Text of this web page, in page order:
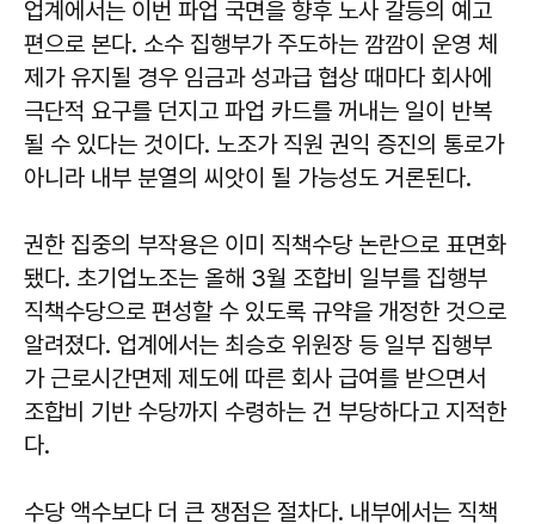
업계에서는 이번 파업 국면을 향후 노사 갈등의 예고
편으로 본다. 소수 집행부가 주도하는 깜깜이 운영 체
제가 유지될 경우 임금과 성과급 협상 때마다 회사에
극단적 요구를 던지고 파업 카드를 꺼내는 일이 반복
될 수 있다는 것이다. 노조가 직원 권익 증진의 통로가
아니라 내부 분열의 씨앗이 될 가능성도 거론된다.
권한 집중의 부작용은 이미 직책수당 논란으로 표면화
됐다. 초기업노조는 올해 3월 조합비 일부를 집행부
직책수당으로 편성할 수 있도록 규약을 개정한 것으로
알려졌다. 업계에서는 최승호 위원장 등 일부 집행부
가 근로시간면제 제도에 따른 회사 급여를 받으면서
조합비 기반 수당까지 수령하는 건 부당하다고 지적한
다.
수당 액수보다 더 큰 쟁점은 절차다. 내부에서는 직책